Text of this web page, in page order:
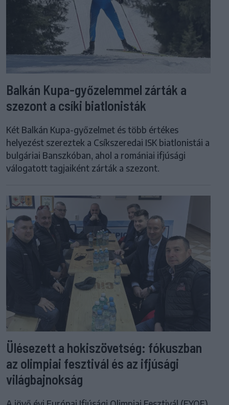
Balkán Kupa-győzelemmel zárták a
szezont a csíki biatlonisták
Két Balkán Kupa-győzelmet és több értékes
helyezést szereztek a Csíkszeredai ISK biatlonistái a
bulgáriai Banszkóban, ahol a romániai ifjúsági
válogatott tagjaiként zárták a szezont.
Ülésezett a hokiszövetség: fókuszban
az olimpiai fesztivál és az ifjúsági
világbajnokság